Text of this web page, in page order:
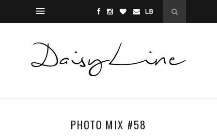
PHOTO MIX #58